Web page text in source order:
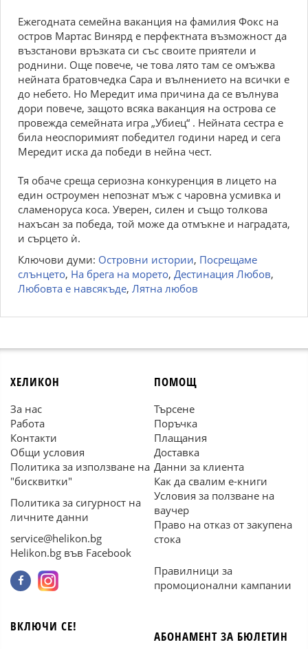
Ежегодната семейна ваканция на фамилия Фокс на
остров Мартас Винярд е перфектната възможност да
възстанови връзката си със своите приятели и
роднини. Още повече, че това лято там се омъжва
нейната братовчедка Сара и вълнението на всички е
до небето. Но Мередит има причина да се вълнува
дори повече, защото всяка ваканция на острова се
провежда семейната игра „Убиец“ . Нейната сестра е
била неоспоримият победител години наред и сега
Мередит иска да победи в нейна чест.
Тя обаче среща сериозна конкуренция в лицето на
един остроумен непознат мъж с чаровна усмивка и
сламеноруса коса. Уверен, силен и също толкова
нахъсан за победа, той може да отмъкне и наградата,
и сърцето ѝ.
Ключови думи: Островни истории, Посрещаме
слънцето, На брега на морето, Дестинация Любов,
Любовта е навсякъде, Лятна любов
ХЕЛИКОН
За нас
Работа
Контакти
Общи условия
Политика за използване на
"бисквитки"
Политика за сигурност на
личните данни
service@helikon.bg
Helikon.bg във Facebook
ПОМОЩ
Търсене
Поръчка
Плащания
Доставка
Данни за клиента
Как да свалим е-книги
Условия за ползване на
ваучер
Право на отказ от закупена
стока
Правилници за
промоционални кампании
ВКЛЮЧИ СЕ!
АБОНАМЕНТ ЗА БЮЛЕТИН